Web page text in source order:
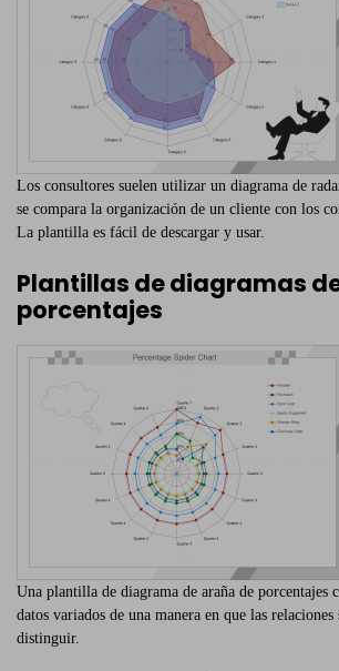
Los consultores suelen utilizar un diagrama de
se compara la organización de un cliente con los
La plantilla es fácil de descargar y usar.
Plantillas de diagramas
porcentajes
Una plantilla de diagrama de araña de porcentajes
datos variados de una manera en que las relaciones
distinguir.